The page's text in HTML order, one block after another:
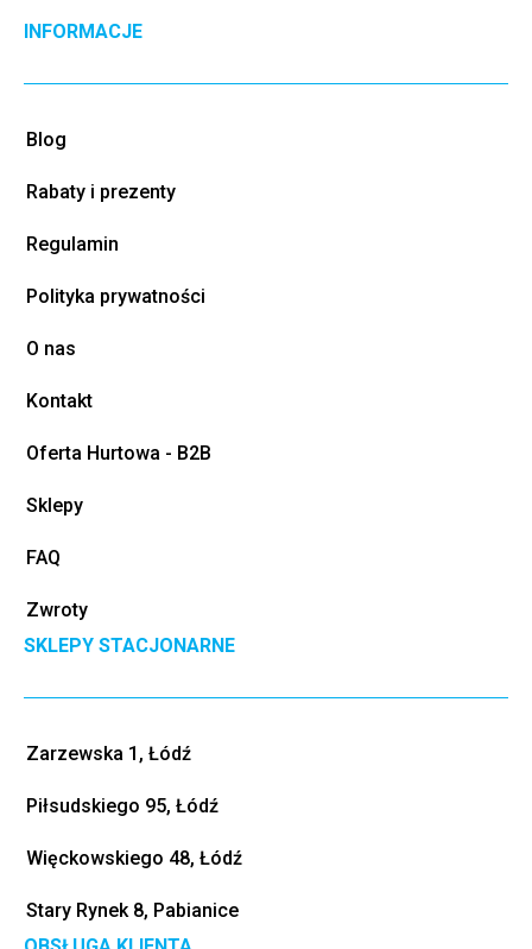
INFORMACJE
Blog
Rabaty i prezenty
Regulamin
Polityka prywatności
O nas
Kontakt
Oferta Hurtowa - B2B
Sklepy
FAQ
Zwroty
SKLEPY STACJONARNE
Zarzewska 1, Łódź
Piłsudskiego 95, Łódź
Więckowskiego 48, Łódź
Stary Rynek 8, Pabianice